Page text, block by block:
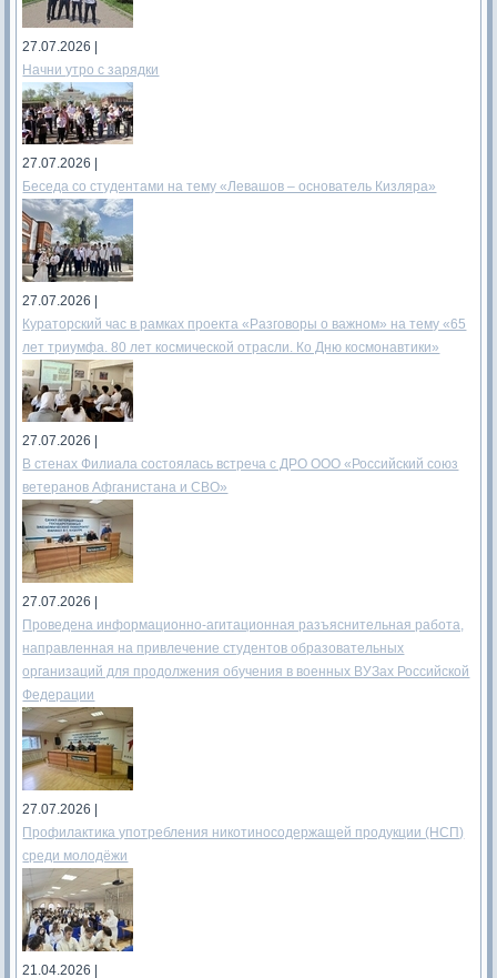
27.07.2026 |
Начни утро с зарядки
27.07.2026 |
Беседа со студентами на тему «Левашов – основатель Кизляра»
27.07.2026 |
Кураторский час в рамках проекта «Разговоры о важном» на тему «65
лет триумфа. 80 лет космической отрасли. Ко Дню космонавтики»
27.07.2026 |
В стенах Филиала состоялась встреча с ДРО ООО «Российский союз
ветеранов Афганистана и СВО»
27.07.2026 |
Проведена информационно-агитационная разъяснительная работа,
направленная на привлечение студентов образовательных
организаций для продолжения обучения в военных ВУЗах Российской
Федерации
27.07.2026 |
Профилактика употребления никотиносодержащей продукции (НСП)
среди молодёжи
21.04.2026 |